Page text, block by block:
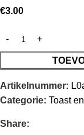
€3.00
Artikelnummer:
Categorie: Toast
Share: